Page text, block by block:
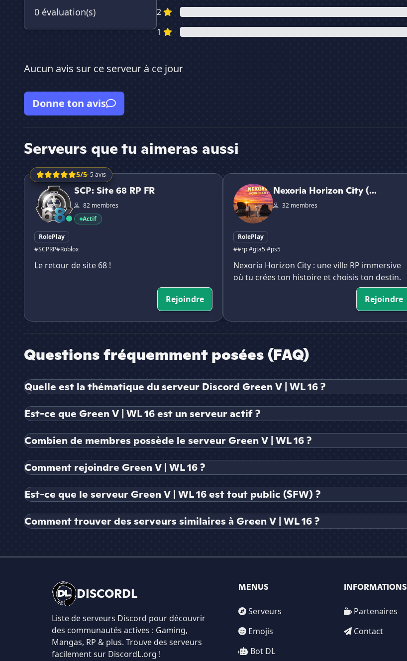
0 évaluation(s) 2
1
Aucun avis sur ce serveur à ce jour
Donne ton avis
Serveurs que tu aimeras aussi
5/5· 5 avis
SCP: Site 68 RP FR
SCP: Site 68 RP FR
82 membres
Actif
RolePlay
#SCPRP#Roblox
Le retour de site 68 !
Rejoindre
Nexoria Horizon City (RP GTA PS5)
Nexoria Horizon City (...
32 membres
RolePlay
##rp #gta5 #ps5
Nexoria Horizon City : une ville RP immersive
où tu crées ton histoire et choisis ton destin.
Rejoindre
Questions fréquemment posées (FAQ)
Quelle est la thématique du serveur Discord Green V | WL 16 ?
Est-ce que Green V | WL 16 est un serveur actif ?
Combien de membres possède le serveur Green V | WL 16 ?
Comment rejoindre Green V | WL 16 ?
Est-ce que le serveur Green V | WL 16 est tout public (SFW) ?
Comment trouver des serveurs similaires à Green V | WL 16 ?
DISCORDL
Liste de serveurs Discord pour découvrir
des communautés actives : Gaming,
Mangas, RP & plus. Trouve des serveurs
facilement sur DiscordL.org !
MENUS
Serveurs
Emojis
Bot DL
INFORMATIONS
Partenaires
Contact